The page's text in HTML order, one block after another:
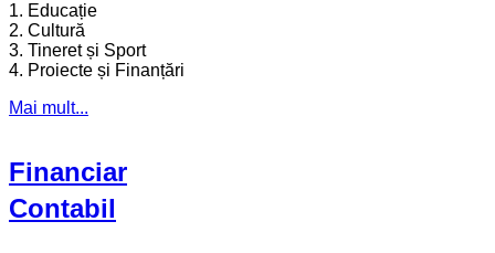
1. Educație
2. Cultură
3. Tineret și Sport
4. Proiecte și Finanțări
Mai mult...
Financiar
Contabil